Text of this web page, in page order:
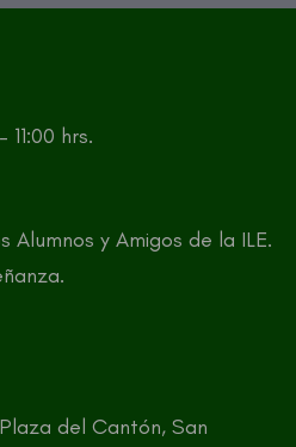
hrs.
y Amigos de la ILE.
del Cantón, San